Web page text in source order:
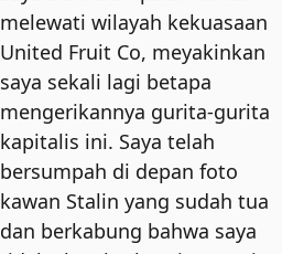
melewati wilayah kekuasaan
United Fruit Co, meyakinkan
saya sekali lagi betapa
mengerikannya gurita-gurita
kapitalis ini. Saya telah
bersumpah di depan foto
kawan Stalin yang sudah tua
dan berkabung bahwa saya